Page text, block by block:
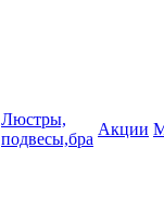
Люстры,
подвесы,бра
Акции